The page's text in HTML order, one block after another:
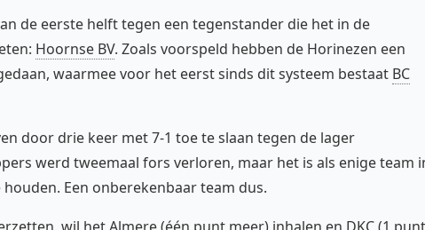
de eerste helft tegen een tegenstander die het in de
Hoornse BV. Zoals voorspeld hebben de Horinezen een
waarmee voor het eerst sinds dit systeem bestaat BC
door drie keer met 7-1 toe te slaan tegen de lager
werd tweemaal fors verloren, maar het is als enige team
Een onberekenbaar team dus.